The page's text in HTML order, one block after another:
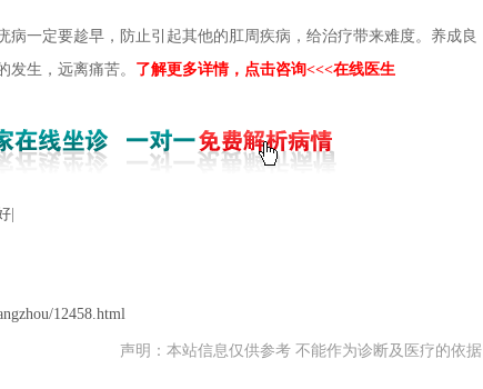
病一定要趁早，防止引起其他的肛周疾病，给治疗带来难度。养成良
生，远离痛苦。 了解更多详情，点击咨询<<<在线医生
12458.html
声明：本站信息仅供参考 不能作为诊断及医疗的依据